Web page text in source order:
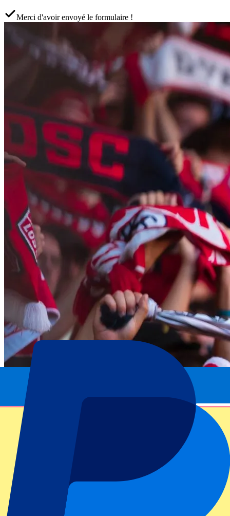
Merci d'avoir envoyé le formulaire !